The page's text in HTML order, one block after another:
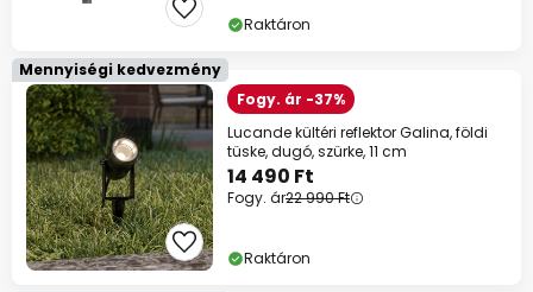
Raktáron
Mennyiségi kedvezmény
Fogy. ár -37%
Lucande kültéri reflektor Galina, földi
tüske, dugó, szürke, 11 cm
14 490 Ft
Fogy. ár22 990 Ft
Raktáron